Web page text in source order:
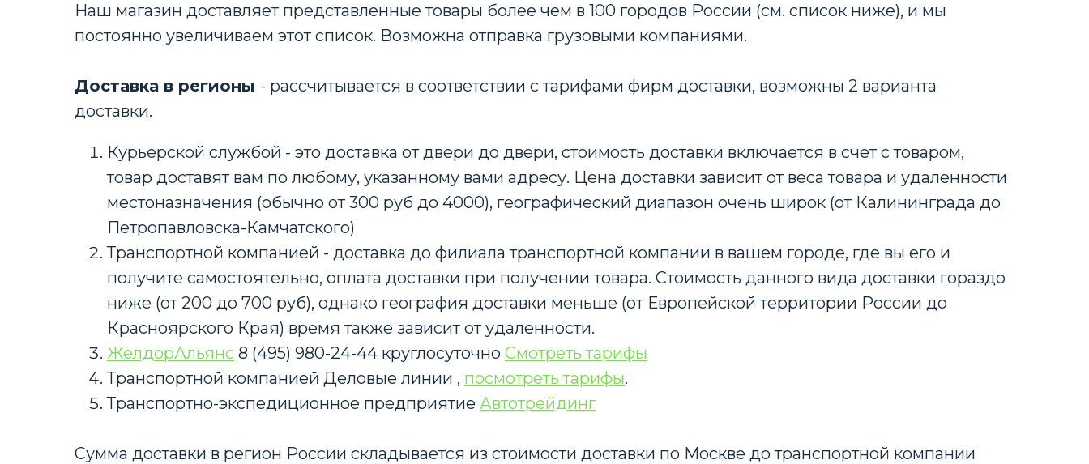
Наш магазин доставляет представленные товары более чем в 100 городов России (см. список ниже), и мы
постоянно увеличиваем этот список. Возможна отправка грузовыми компаниями.
Доставка в регионы - рассчитывается в соответствии с тарифами фирм доставки, возможны 2 варианта
доставки.
Курьерской службой - это доставка от двери до двери, стоимость доставки включается в счет с товаром,
товар доставят вам по любому, указанному вами адресу. Цена доставки зависит от веса товара и удаленности
местоназначения (обычно от 300 руб до 4000), географический диапазон очень широк (от Калининграда до
Петропавловска-Камчатского)
Транспортной компанией - доставка до филиала транспортной компании в вашем городе, где вы его и
получите самостоятельно, оплата доставки при получении товара. Стоимость данного вида доставки гораздо
ниже (от 200 до 700 руб), однако география доставки меньше (от Европейской территории России до
Красноярского Края) время также зависит от удаленности.
ЖелдорАльянс 8 (495) 980-24-44 круглосуточно Смотреть тарифы
Транспортной компанией Деловые линии , посмотреть тарифы.
Транспортно-экспедиционное предприятие Автотрейдинг
Сумма доставки в регион России складывается из стоимости доставки по Москве до транспортной компании